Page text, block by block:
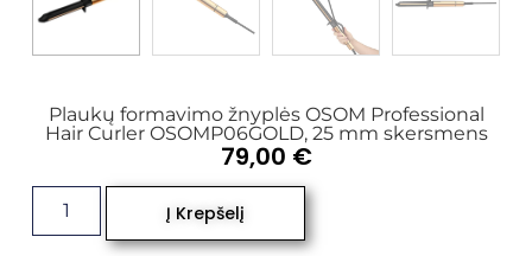
Plaukų formavimo žnyplės OSOM Professional
Hair Curler OSOMP06GOLD, 25 mm skersmens
79,00 €
Į Krepšelį